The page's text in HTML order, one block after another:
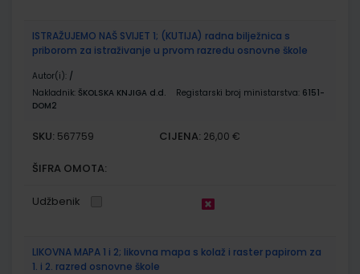
ISTRAŽUJEMO NAŠ SVIJET 1; (KUTIJA) radna bilježnica s
priborom za istraživanje u prvom razredu osnovne škole
Autor(i): /
Nakladnik: ŠKOLSKA KNJIGA d.d. Registarski broj ministarstva: 6151-
DOM2
SKU: 567759 CIJENA: 26,00 €
ŠIFRA OMOTA:
Udžbenik
LIKOVNA MAPA 1 i 2; likovna mapa s kolaž i raster papirom za
1. i 2. razred osnovne škole